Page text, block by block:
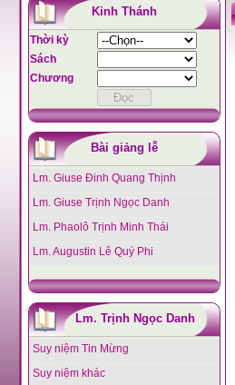
Kinh Thánh
Thời kỳ
Sách
Chương
Bài giảng lễ
Lm. Giuse Đinh Quang Thịnh
Lm. Giuse Trịnh Ngọc Danh
Lm. Phaolô Trịnh Minh Thái
Lm. Augustin Lê Quý Phi
Lm. Trịnh Ngọc Danh
Suy niệm Tin Mừng
Suy niệm khác